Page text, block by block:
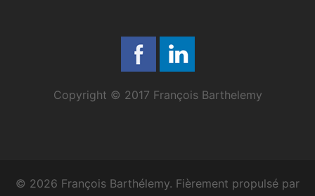
Copyright © 2017 François Barthelemy
© 2026 François Barthélemy. Fièrement propulsé par